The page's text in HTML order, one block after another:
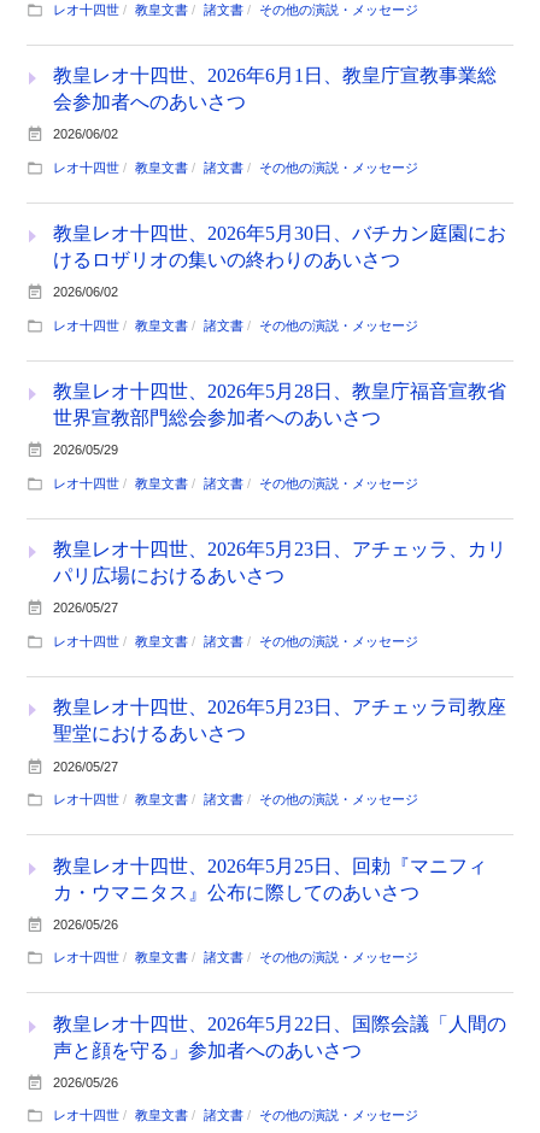
レオ十四世 教皇文書 諸文書 その他の演説・メッセージ
教皇レオ十四世、2026年6月1日、教皇庁宣教事業総
会参加者へのあいさつ
2026/06/02
レオ十四世 教皇文書 諸文書 その他の演説・メッセージ
教皇レオ十四世、2026年5月30日、バチカン庭園にお
けるロザリオの集いの終わりのあいさつ
2026/06/02
レオ十四世 教皇文書 諸文書 その他の演説・メッセージ
教皇レオ十四世、2026年5月28日、教皇庁福音宣教省
世界宣教部門総会参加者へのあいさつ
2026/05/29
レオ十四世 教皇文書 諸文書 その他の演説・メッセージ
教皇レオ十四世、2026年5月23日、アチェッラ、カリ
パリ広場におけるあいさつ
2026/05/27
レオ十四世 教皇文書 諸文書 その他の演説・メッセージ
教皇レオ十四世、2026年5月23日、アチェッラ司教座
聖堂におけるあいさつ
2026/05/27
レオ十四世 教皇文書 諸文書 その他の演説・メッセージ
教皇レオ十四世、2026年5月25日、回勅『マニフィ
カ・ウマニタス』公布に際してのあいさつ
2026/05/26
レオ十四世 教皇文書 諸文書 その他の演説・メッセージ
教皇レオ十四世、2026年5月22日、国際会議「人間の
声と顔を守る」参加者へのあいさつ
2026/05/26
レオ十四世 教皇文書 諸文書 その他の演説・メッセージ